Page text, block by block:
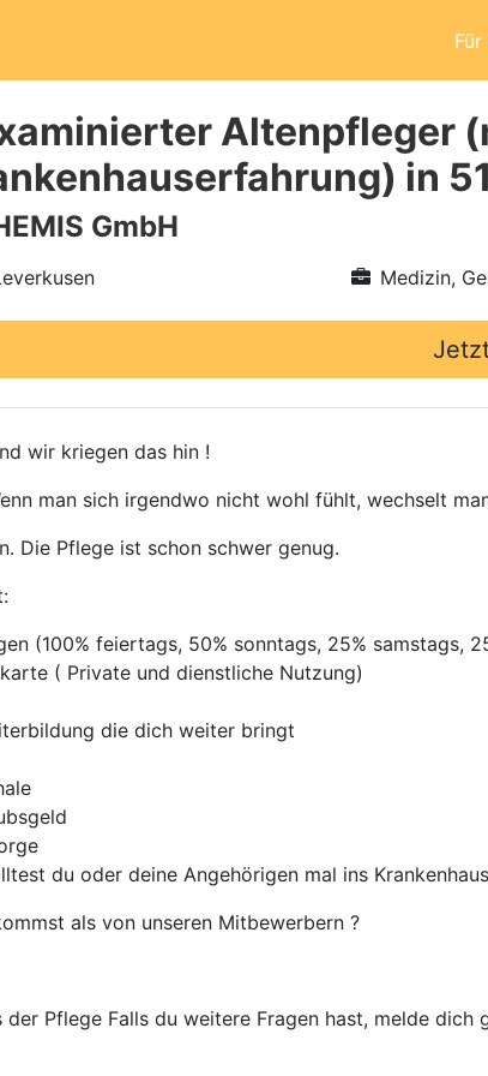
Altenpfleger
in
GmbH
Medizin,
wir kriegen das hin !
man sich irgendwo nicht wohl fühlt, wechselt
Die Pflege ist schon schwer genug.
(100% feiertags, 50% sonntags, 25% samstags,
( Private und dienstliche Nutzung)
die dich weiter bringt
du oder deine Angehörigen mal ins
als von unseren Mitbewerbern ?
Pflege Falls du weitere Fragen hast, melde